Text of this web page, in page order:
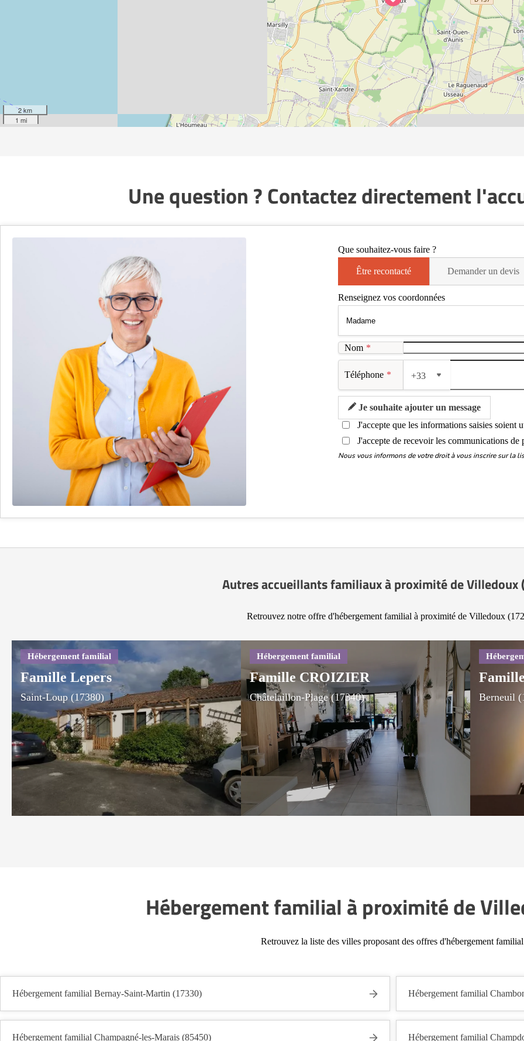
2 km
1 mi
Une question ? Contactez directement
Que souhaitez-vous faire ?
Être recontacté Demander un devis
Renseignez vos coordonnées
Nom *
Téléphone * +33
Je souhaite ajouter un message
J'accepte que les informations saisies soient
J'accepte de recevoir les communications de
Nous vous informons de votre droit à vous inscrire sur la
Autres accueillants familiaux à proximité de Villedoux
Retrouvez notre offre d'hébergement familial à proximité de Villedoux
Famille Lepers
Saint-Loup (17380)
Famille CROIZIER
Châtelaillon-Plage (17340) Berneuil
Hébergement familial à proximité de
Retrouvez la liste des villes proposant des offres d'hébergement
Hébergement familial Bernay-Saint-Martin (17330) Hébergement familial
Hébergement familial Champagné-les-Marais (85450) Hébergement familial